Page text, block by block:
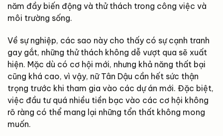
năm đầy biến động và thử thách trong công việc và
môi trường sống.
Về sự nghiệp, các sao này cho thấy có sự cạnh tranh
gay gắt, những thử thách không dễ vượt qua sẽ xuất
hiện. Mặc dù có cơ hội mới, nhưng khả năng thất bại
cũng khá cao, vì vậy, nữ Tân Dậu cần hết sức thận
trọng trước khi tham gia vào các dự án mới. Đặc biệt,
việc đầu tư quá nhiều tiền bạc vào các cơ hội không
rõ ràng có thể mang lại những tổn thất không mong
muốn.